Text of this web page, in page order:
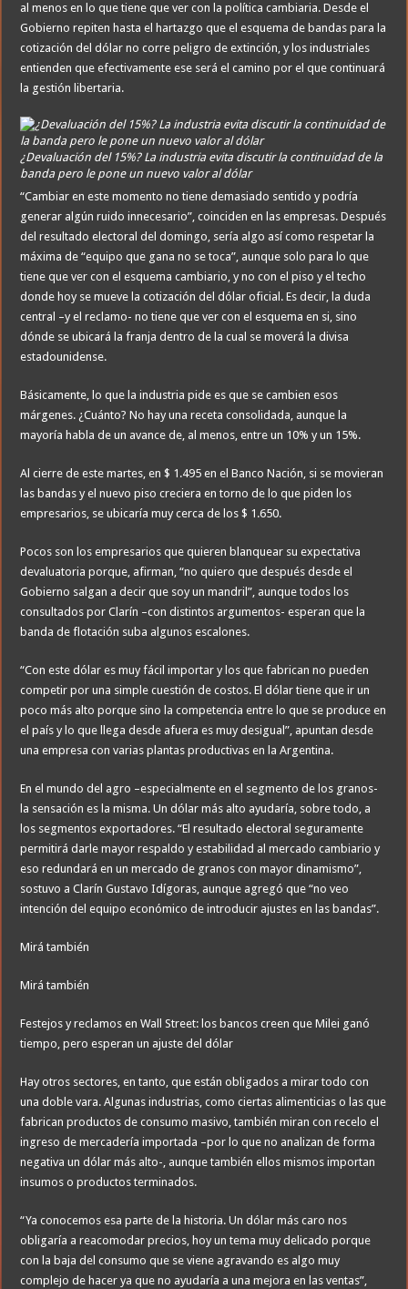
al menos en lo que tiene que ver con la política cambiaria. Desde el
Gobierno repiten hasta el hartazgo que el esquema de bandas para la
cotización del dólar no corre peligro de extinción, y los industriales
entienden que efectivamente ese será el camino por el que continuará
la gestión libertaria.
¿Devaluación del 15%? La industria evita discutir la continuidad de la
banda pero le pone un nuevo valor al dólar
“Cambiar en este momento no tiene demasiado sentido y podría
generar algún ruido innecesario”, coinciden en las empresas. Después
del resultado electoral del domingo, sería algo así como respetar la
máxima de “equipo que gana no se toca”, aunque solo para lo que
tiene que ver con el esquema cambiario, y no con el piso y el techo
donde hoy se mueve la cotización del dólar oficial. Es decir, la duda
central –y el reclamo- no tiene que ver con el esquema en si, sino
dónde se ubicará la franja dentro de la cual se moverá la divisa
estadounidense.
Básicamente, lo que la industria pide es que se cambien esos
márgenes. ¿Cuánto? No hay una receta consolidada, aunque la
mayoría habla de un avance de, al menos, entre un 10% y un 15%.
Al cierre de este martes, en $ 1.495 en el Banco Nación, si se movieran
las bandas y el nuevo piso creciera en torno de lo que piden los
empresarios, se ubicaría muy cerca de los $ 1.650.
Pocos son los empresarios que quieren blanquear su expectativa
devaluatoria porque, afirman, “no quiero que después desde el
Gobierno salgan a decir que soy un mandril”, aunque todos los
consultados por Clarín –con distintos argumentos- esperan que la
banda de flotación suba algunos escalones.
“Con este dólar es muy fácil importar y los que fabrican no pueden
competir por una simple cuestión de costos. El dólar tiene que ir un
poco más alto porque sino la competencia entre lo que se produce en
el país y lo que llega desde afuera es muy desigual”, apuntan desde
una empresa con varias plantas productivas en la Argentina.
En el mundo del agro –especialmente en el segmento de los granos-
la sensación es la misma. Un dólar más alto ayudaría, sobre todo, a
los segmentos exportadores. “El resultado electoral seguramente
permitirá darle mayor respaldo y estabilidad al mercado cambiario y
eso redundará en un mercado de granos con mayor dinamismo”,
sostuvo a Clarín Gustavo Idígoras, aunque agregó que “no veo
intención del equipo económico de introducir ajustes en las bandas”.
Mirá también
Mirá también
Festejos y reclamos en Wall Street: los bancos creen que Milei ganó
tiempo, pero esperan un ajuste del dólar
Hay otros sectores, en tanto, que están obligados a mirar todo con
una doble vara. Algunas industrias, como ciertas alimenticias o las que
fabrican productos de consumo masivo, también miran con recelo el
ingreso de mercadería importada –por lo que no analizan de forma
negativa un dólar más alto-, aunque también ellos mismos importan
insumos o productos terminados.
“Ya conocemos esa parte de la historia. Un dólar más caro nos
obligaría a reacomodar precios, hoy un tema muy delicado porque
con la baja del consumo que se viene agravando es algo muy
complejo de hacer ya que no ayudaría a una mejora en las ventas”,